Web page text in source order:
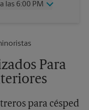
las 6:00 PM
Para
para césped